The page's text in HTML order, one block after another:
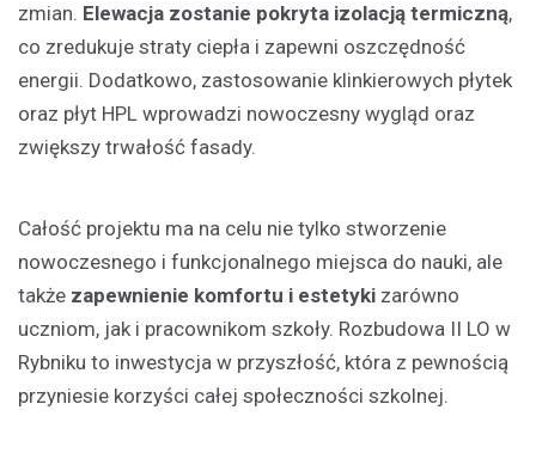
zmian. Elewacja zostanie pokryta izolacją termiczną,
co zredukuje straty ciepła i zapewni oszczędność
energii. Dodatkowo, zastosowanie klinkierowych płytek
oraz płyt HPL wprowadzi nowoczesny wygląd oraz
zwiększy trwałość fasady.
Całość projektu ma na celu nie tylko stworzenie
nowoczesnego i funkcjonalnego miejsca do nauki, ale
także zapewnienie komfortu i estetyki zarówno
uczniom, jak i pracownikom szkoły. Rozbudowa II LO w
Rybniku to inwestycja w przyszłość, która z pewnością
przyniesie korzyści całej społeczności szkolnej.